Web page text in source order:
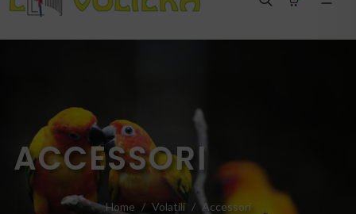
ACCESSORI
Home Volatili Accessori